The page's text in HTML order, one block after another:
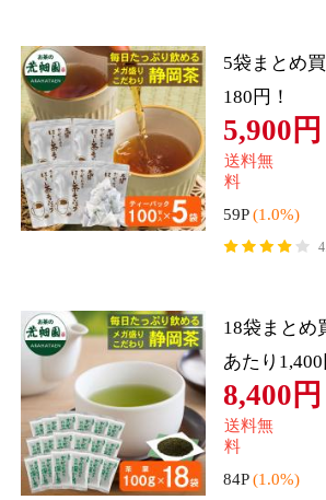
「SARYU-SOSO」に置き換えてカラ
ダの中からキレイになりませんか?
お試し 革命のプーアール茶 ダイ
エット茶 ティーバック 5g×10ヶ 1
リットル用 機能性表示食品 肥満
気味 内臓脂肪 BMI SARYU-SOSO
さりゅ
1,620円（税込*）
送料無
料
16P
(1.0%)
4.42点 (300件)
ダの中からキレイになり
ダイエット茶 ティーバ
ヶ×2袋セット マグカッ
ーパック 機能性表示
1,338円（税
送料無
料
13P (1.0%)
4.61点
クレカ
auかんたん決